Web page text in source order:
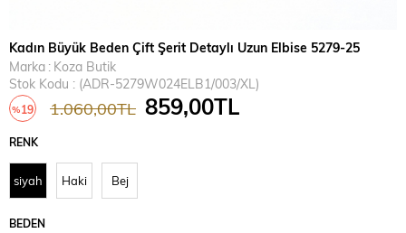
Kadın Büyük Beden Çift Şerit Detaylı Uzun Elbise 5279-25
Marka : Koza Butik
Stok Kodu
(ADR-5279W024ELB1/003/XL)
%19
İndirim
1.060,00TL 859,00TL
RENK
siyah Haki Bej
BEDEN